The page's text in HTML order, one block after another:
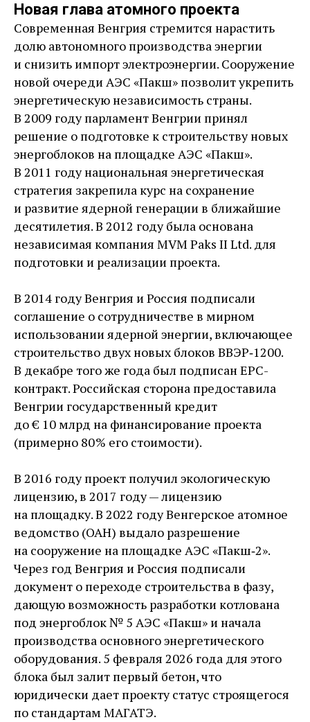
Новая глава атомного проекта
Современная Венгрия стремится нарастить
долю автономного производства энергии
и снизить импорт электроэнергии. Сооружение
новой очереди АЭС «Пакш» позволит укрепить
энергетическую независимость страны.
В 2009 году парламент Венгрии принял
решение о подготовке к строительству новых
энергоблоков на площадке АЭС «Пакш».
В 2011 году национальная энергетическая
стратегия закрепила курс на сохранение
и развитие ядерной генерации в ближайшие
десятилетия. В 2012 году была основана
независимая компания MVM Paks II Ltd. для
подготовки и реализации проекта.
В 2014 году Венгрия и Россия подписали
соглашение о сотрудничестве в мирном
использовании ядерной энергии, включающее
строительство двух новых блоков ВВЭР‑1200.
В декабре того же года был подписан EPC-
контракт. Российская сторона предоставила
Венгрии государственный кредит
до € 10 млрд на финансирование проекта
(примерно 80 % его стоимости).
В 2016 году проект получил экологическую
лицензию, в 2017 году — ​лицензию
на площадку. В 2022 году Венгерское атомное
ведомство (ОАН) выдало разрешение
на сооружение на площадке АЭС «Пакш‑2».
Через год Венгрия и Россия подписали
документ о переходе строительства в фазу,
дающую возможность разработки котлована
под энергоблок № 5 АЭС «Пакш» и начала
производства основного энергетического
оборудования. 5 февраля 2026 года для этого
блока был залит первый бетон, что
юридически дает проекту статус строящегося
по стандартам МАГАТЭ.